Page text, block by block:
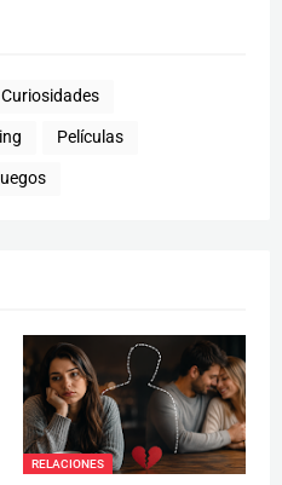
Curiosidades
Películas
RELACIONES